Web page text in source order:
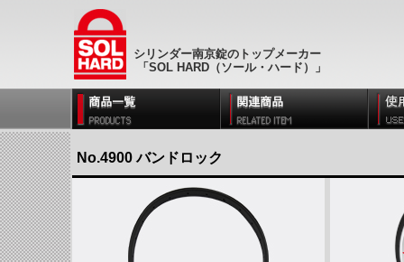
シリンダー南京錠のトップメーカー
「SOL HARD（ソール・ハード）」
No.4900 バンドロック